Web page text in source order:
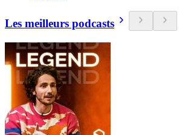
Les meilleurs podcasts